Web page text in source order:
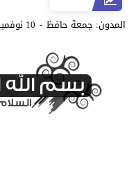
المدون: جمعة حافظ 10 نوفمبر 2019